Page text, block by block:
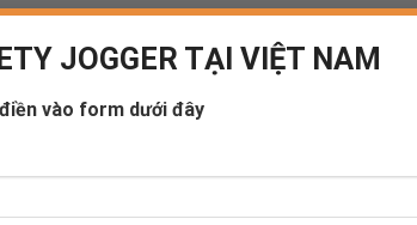
JOGGER TẠI VIỆT NAM
vào form dưới đây